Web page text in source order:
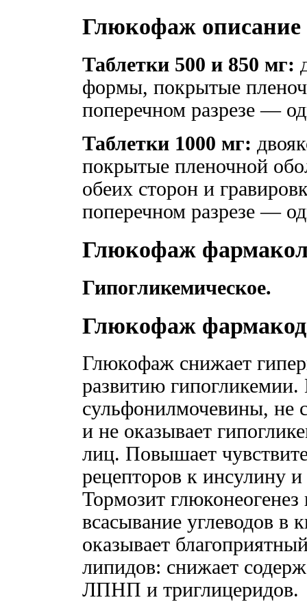
Глюкофаж описание
Таблетки 500 и 850 мг:
формы, покрытые
поперечном разрезе —
Таблетки 1000 мг:
покрытые пленочной
обеих сторон и
поперечном разрезе —
Глюкофаж
Гипогликемическое.
Глюкофаж
Глюкофаж снижает
развитию
сульфонилмочевины, не
и не оказывает
лиц. Повышает
рецепторов к инсулину
Тормозит
всасывание углеводов в
оказывает
липидов: снижает
ЛПНП и триглицеридов.